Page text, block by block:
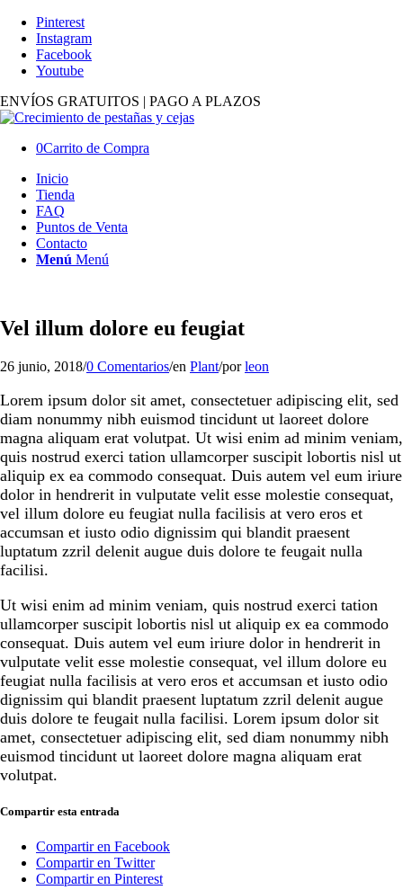
Pinterest
Instagram
Facebook
Youtube
ENVÍOS GRATUITOS | PAGO A PLAZOS
0Carrito de Compra
Inicio
Tienda
FAQ
Puntos de Venta
Contacto
Menú Menú
Vel illum dolore eu feugiat
26 junio, 2018/0 Comentarios/en Plant/porleon
Lorem ipsum dolor sit amet, consectetuer adipiscing elit, sed
diam nonummy nibh euismod tincidunt ut laoreet dolore
magna aliquam erat volutpat. Ut wisi enim ad minim veniam,
quis nostrud exerci tation ullamcorper suscipit lobortis nisl ut
aliquip ex ea commodo consequat. Duis autem vel eum iriure
dolor in hendrerit in vulputate velit esse molestie consequat,
vel illum dolore eu feugiat nulla facilisis at vero eros et
accumsan et iusto odio dignissim qui blandit praesent
luptatum zzril delenit augue duis dolore te feugait nulla
facilisi.
Ut wisi enim ad minim veniam, quis nostrud exerci tation
ullamcorper suscipit lobortis nisl ut aliquip ex ea commodo
consequat. Duis autem vel eum iriure dolor in hendrerit in
vulputate velit esse molestie consequat, vel illum dolore eu
feugiat nulla facilisis at vero eros et accumsan et iusto odio
dignissim qui blandit praesent luptatum zzril delenit augue
duis dolore te feugait nulla facilisi. Lorem ipsum dolor sit
amet, consectetuer adipiscing elit, sed diam nonummy nibh
euismod tincidunt ut laoreet dolore magna aliquam erat
volutpat.
Compartir esta entrada
Compartir en Facebook
Compartir en Twitter
Compartir en Pinterest